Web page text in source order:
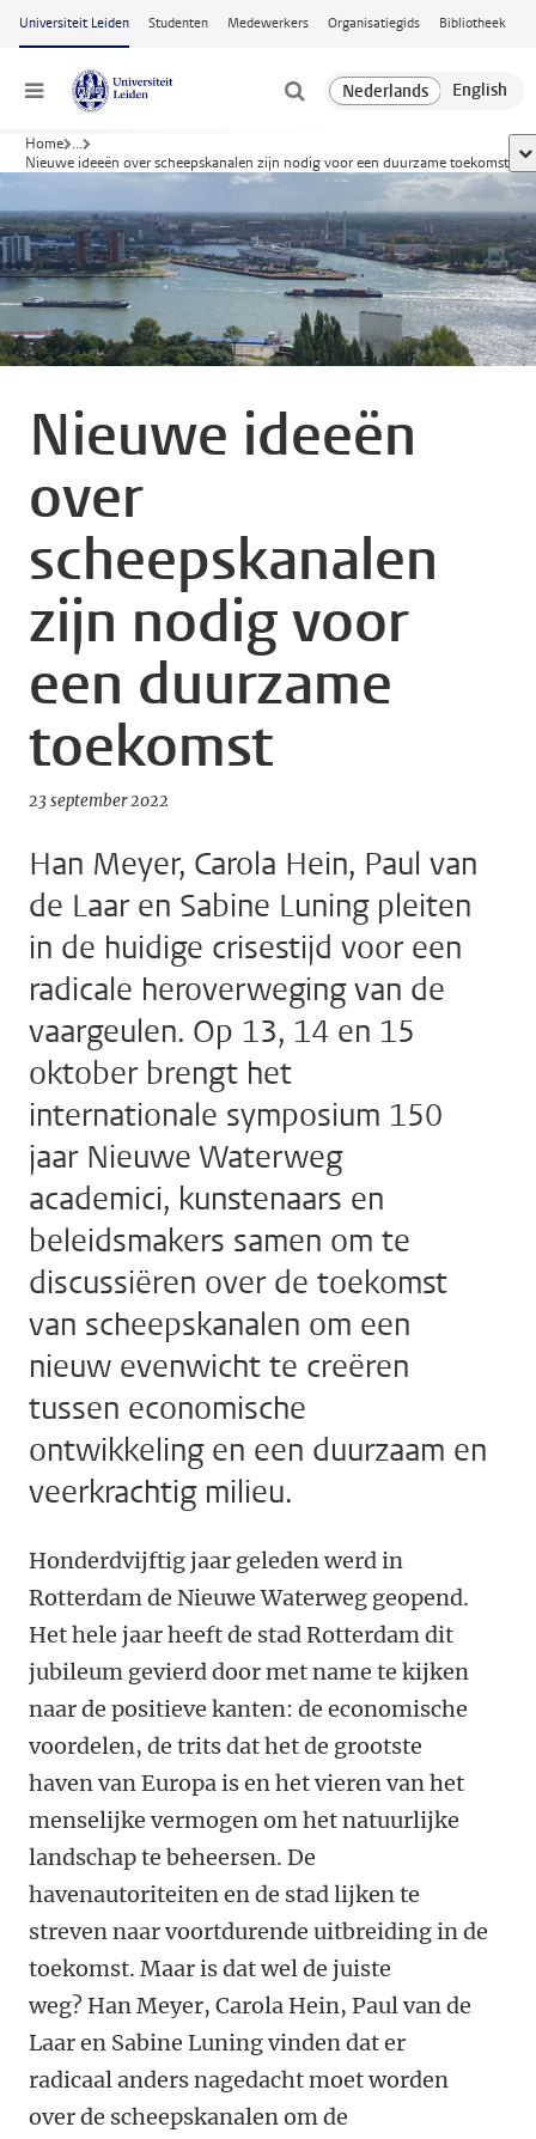
Ga naar hoofdinhoud
Universiteit Leiden Studenten Medewerkers Organisatiegids Bibliotheek
Menu
Home ...
Nieuwe ideeën over scheepskanalen zijn nodig voor een duurzame toekomst
Nieuwe ideeën
over
scheepskanalen
zijn nodig voor
een duurzame
toekomst
23 september 2022
Han Meyer, Carola Hein, Paul van
de Laar en Sabine Luning pleiten
in de huidige crisestijd voor een
radicale heroverweging van de
vaargeulen. Op 13, 14 en 15
oktober brengt het
internationale symposium 150
jaar Nieuwe Waterweg
academici, kunstenaars en
beleidsmakers samen om te
discussiëren over de toekomst
van scheepskanalen om een
nieuw evenwicht te creëren
tussen economische
ontwikkeling en een duurzaam en
veerkrachtig milieu.
Honderdvijftig jaar geleden werd in
Rotterdam de Nieuwe Waterweg geopend.
Het hele jaar heeft de stad Rotterdam dit
jubileum gevierd door met name te kijken
naar de positieve kanten: de economische
voordelen, de trits dat het de grootste
haven van Europa is en het vieren van het
menselijke vermogen om het natuurlijke
landschap te beheersen. De
havenautoriteiten en de stad lijken te
streven naar voortdurende uitbreiding in de
toekomst. Maar is dat wel de juiste
weg? Han Meyer, Carola Hein, Paul van de
Laar en Sabine Luning vinden dat er
radicaal anders nagedacht moet worden
over de scheepskanalen om de